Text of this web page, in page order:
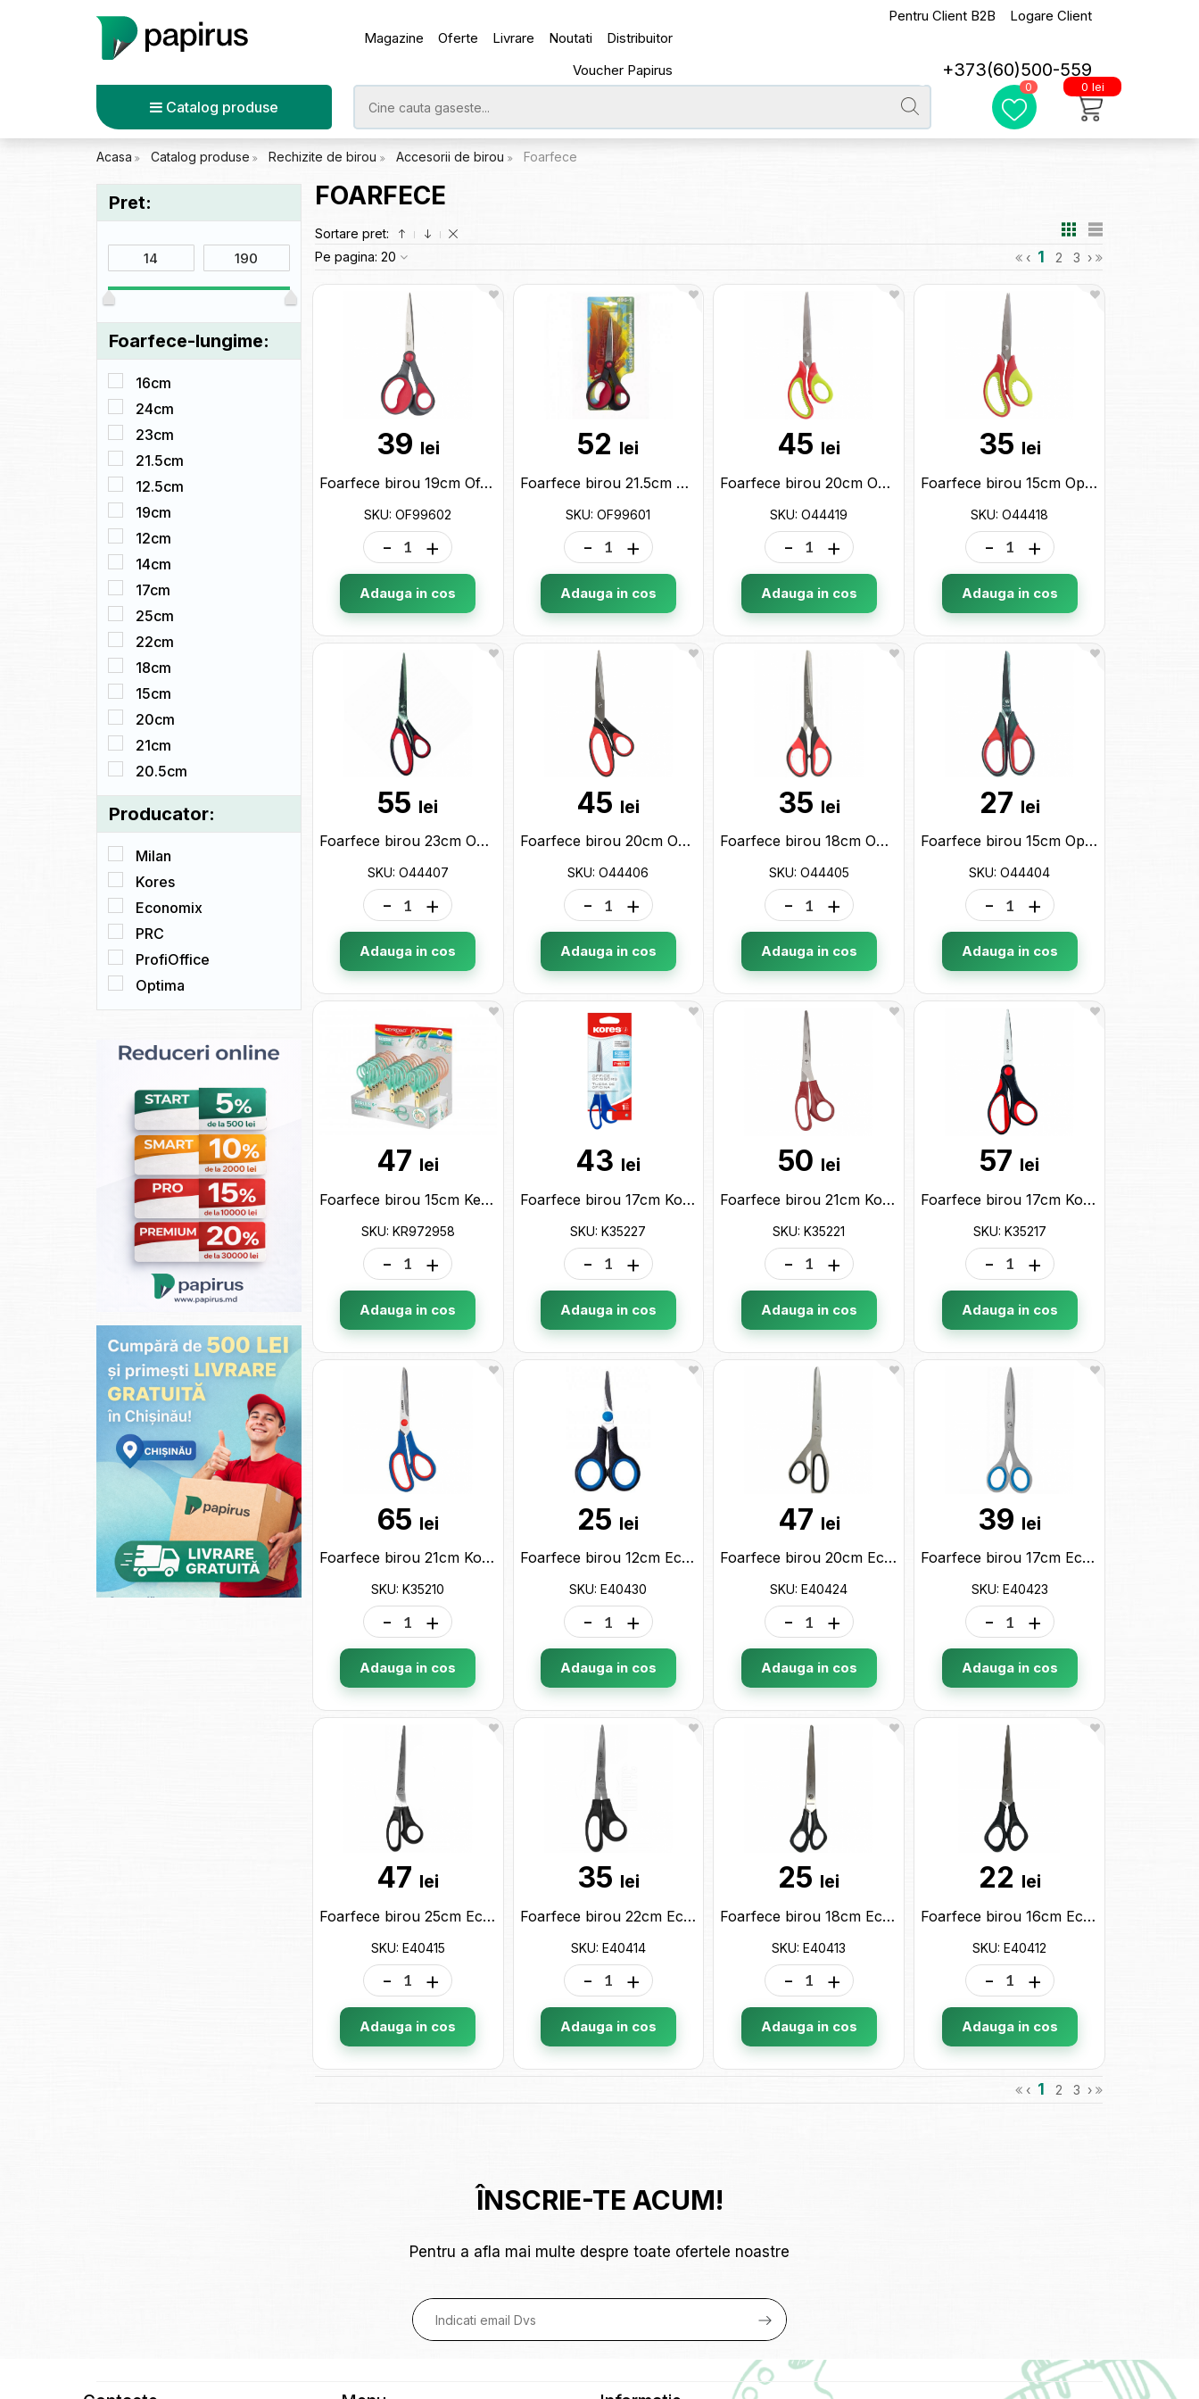
Magazine Oferte Livrare Noutati
Distribuitor
Voucher Papirus
Pentru Client B2B Logare Client
+373(60)500-559
Catalog produse
0 0 lei
Acasa Catalog produse Rechizite de birou Accesorii de birou Foarfece
Pret:
Foarfece-lungime:
16cm
24cm
23cm
21.5cm
12.5cm
19cm
12cm
14cm
17cm
25cm
22cm
18cm
15cm
20cm
21cm
20.5cm
Producator:
Milan
Kores
Economix
PRC
ProfiOffice
Optima
FOARFECE
Sortare pret:
Pe pagina: 20 ‹ 1 2 3 ›
39 lei
Foarfece birou 19cm OfficeForce (design ergonomic) OF99602
SKU: OF99602
- +
Adauga in cos
52 lei
Foarfece birou 21.5cm OfficeForce (design ergonomic) OF99601
SKU: OF99601
- +
Adauga in cos
45 lei
Foarfece birou 20cm Optima (design ergonomic) O44419
SKU: O44419
- +
Adauga in cos
35 lei
Foarfece birou 15cm Optima (design ergonomic) O44418
SKU: O44418
- +
Adauga in cos
55 lei
Foarfece birou 23cm Optima O44407
SKU: O44407
- +
Adauga in cos
45 lei
Foarfece birou 20cm Optima (design ergonomic) O44406
SKU: O44406
- +
Adauga in cos
35 lei
Foarfece birou 18cm Optima (miner plastic+cauciuc) O44405
SKU: O44405
- +
Adauga in cos
27 lei
Foarfece birou 15cm Optima (miner plastic+cauciuc) O44404
SKU: O44404
- +
Adauga in cos
47 lei
Foarfece birou 15cm Keyroad metalic KR972958
SKU: KR972958
- +
Adauga in cos
43 lei
Foarfece birou 17cm Kores (miner plastic) K35227
SKU: K35227
- +
Adauga in cos
50 lei
Foarfece birou 21cm Kores (miner plastic) K35221
SKU: K35221
- +
Adauga in cos
57 lei
Foarfece birou 17cm Kores (miner plastic+cauciuc) K35217
SKU: K35217
- +
Adauga in cos
65 lei
Foarfece birou 21cm Kores (miner plastic+cauciuc) K35210
SKU: K35210
- +
Adauga in cos
25 lei
Foarfece birou 12cm Economix (maner ergonomic+cauciuc) E40430
SKU: E40430
- +
Adauga in cos
47 lei
Foarfece birou 20cm Economix (maner metal+cauciuc) E40424
SKU: E40424
- +
Adauga in cos
39 lei
Foarfece birou 17cm Economix (maner metal+cauciuc) E40423
SKU: E40423
- +
Adauga in cos
47 lei
Foarfece birou 25cm Economix (maner ergonomic,plastic) E40415
SKU: E40415
- +
Adauga in cos
35 lei
Foarfece birou 22cm Economix (maner ergonomic,plastic) E40414
SKU: E40414
- +
Adauga in cos
25 lei
Foarfece birou 18cm Economix (maner ergonomic,plastic) E40413
SKU: E40413
- +
Adauga in cos
22 lei
Foarfece birou 16cm Economix (maner ergonomic,plastic) E40412
SKU: E40412
- +
Adauga in cos
‹ 1 2 3 ›
ÎNSCRIE-TE ACUM!
Pentru a afla mai multe despre toate ofertele noastre